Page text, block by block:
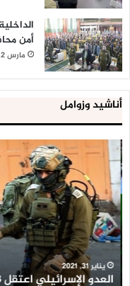
أمن
مارس 2, 2021
أناشيد وزوامل
العدو
الإسرائيلي
اعتقل
543
طفلا
فلسطينيا
خلال
2020
يناير 31, 2021
العدو الإسرائيلي اعتقل 543 طفلا فلسطينيا خلال 2020